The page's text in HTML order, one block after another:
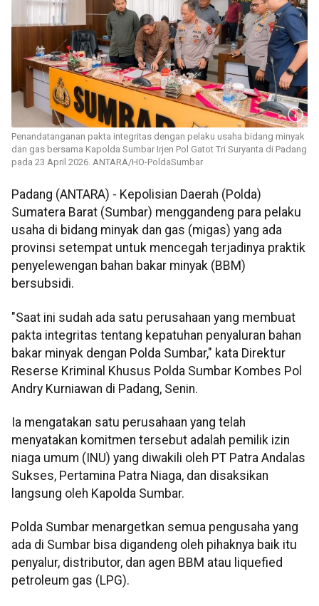
Penandatanganan pakta integritas dengan pelaku usaha bidang minyak
dan gas bersama Kapolda Sumbar Irjen Pol Gatot Tri Suryanta di Padang
pada 23 April 2026. ANTARA/HO-PoldaSumbar
Padang (ANTARA) - Kepolisian Daerah (Polda)
Sumatera Barat (Sumbar) menggandeng para pelaku
usaha di bidang minyak dan gas (migas) yang ada
provinsi setempat untuk mencegah terjadinya praktik
penyelewengan bahan bakar minyak (BBM)
bersubsidi.
"Saat ini sudah ada satu perusahaan yang membuat
pakta integritas tentang kepatuhan penyaluran bahan
bakar minyak dengan Polda Sumbar," kata Direktur
Reserse Kriminal Khusus Polda Sumbar Kombes Pol
Andry Kurniawan di Padang, Senin.
Ia mengatakan satu perusahaan yang telah
menyatakan komitmen tersebut adalah pemilik izin
niaga umum (INU) yang diwakili oleh PT Patra Andalas
Sukses, Pertamina Patra Niaga, dan disaksikan
langsung oleh Kapolda Sumbar.
Polda Sumbar menargetkan semua pengusaha yang
ada di Sumbar bisa digandeng oleh pihaknya baik itu
penyalur, distributor, dan agen BBM atau liquefied
petroleum gas (LPG).